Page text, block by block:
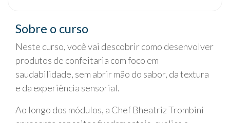
Sobre o curso
Neste curso, você vai descobrir como desenvolver
produtos de confeitaria com foco em
saudabilidade, sem abrir mão do sabor, da textura
e da experiência sensorial.
Ao longo dos módulos, a Chef Bheatriz Trombini